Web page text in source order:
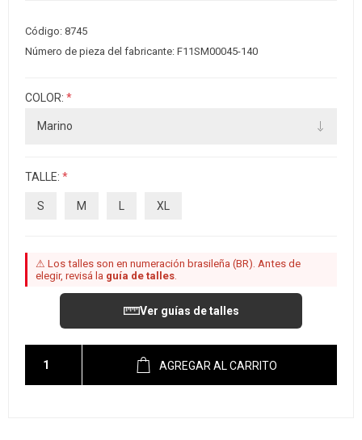
Código: 8745
Número de pieza del fabricante: F11SM00045-140
COLOR: *
TALLE: *
S M L XL
⚠ Los talles son en numeración brasileña (BR). Antes de
elegir, revisá la guía de talles
Ver guías de talles
AGREGAR AL CARRITO